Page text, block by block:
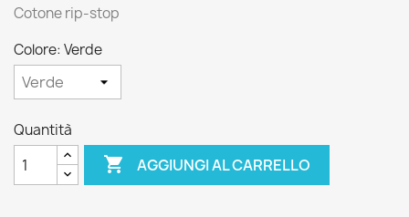
Cotone rip-stop
Colore: Verde
Quantità
 AGGIUNGI AL CARRELLO